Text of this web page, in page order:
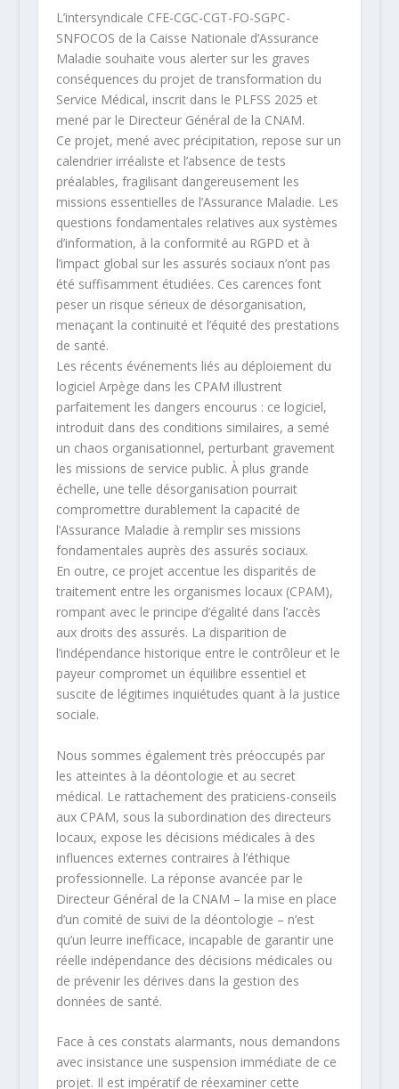
L’intersyndicale CFE-CGC-CGT-FO-SGPC-
SNFOCOS de la Caisse Nationale d’Assurance
Maladie souhaite vous alerter sur les graves
conséquences du projet de transformation du
Service Médical, inscrit dans le PLFSS 2025 et
mené par le Directeur Général de la CNAM.
Ce projet, mené avec précipitation, repose sur un
calendrier irréaliste et l’absence de tests
préalables, fragilisant dangereusement les
missions essentielles de l’Assurance Maladie. Les
questions fondamentales relatives aux systèmes
d’information, à la conformité au RGPD et à
l’impact global sur les assurés sociaux n’ont pas
été suffisamment étudiées. Ces carences font
peser un risque sérieux de désorganisation,
menaçant la continuité et l’équité des prestations
de santé.
Les récents événements liés au déploiement du
logiciel Arpège dans les CPAM illustrent
parfaitement les dangers encourus : ce logiciel,
introduit dans des conditions similaires, a semé
un chaos organisationnel, perturbant gravement
les missions de service public. À plus grande
échelle, une telle désorganisation pourrait
compromettre durablement la capacité de
l’Assurance Maladie à remplir ses missions
fondamentales auprès des assurés sociaux.
En outre, ce projet accentue les disparités de
traitement entre les organismes locaux (CPAM),
rompant avec le principe d’égalité dans l’accès
aux droits des assurés. La disparition de
l’indépendance historique entre le contrôleur et le
payeur compromet un équilibre essentiel et
suscite de légitimes inquiétudes quant à la justice
sociale.
Nous sommes également très préoccupés par
les atteintes à la déontologie et au secret
médical. Le rattachement des praticiens-conseils
aux CPAM, sous la subordination des directeurs
locaux, expose les décisions médicales à des
influences externes contraires à l’éthique
professionnelle. La réponse avancée par le
Directeur Général de la CNAM – la mise en place
d’un comité de suivi de la déontologie – n’est
qu’un leurre inefficace, incapable de garantir une
réelle indépendance des décisions médicales ou
de prévenir les dérives dans la gestion des
données de santé.
Face à ces constats alarmants, nous demandons
avec insistance une suspension immédiate de ce
projet. Il est impératif de réexaminer cette